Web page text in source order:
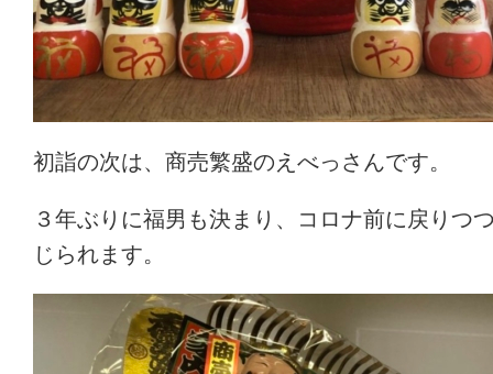
初詣の次は、商売繁盛のえべっさんです。
３年ぶりに福男も決まり、コロナ前に戻りつ
じられます。